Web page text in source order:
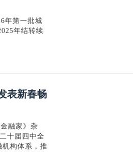
年第一批城
年结转续
表新春畅
融家》杂
十届四中全
构体系，推